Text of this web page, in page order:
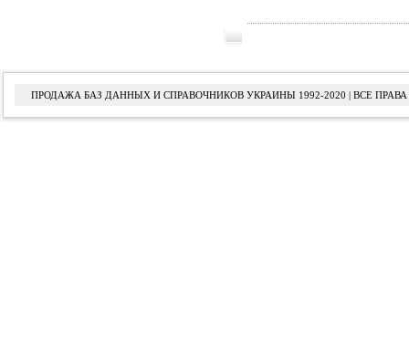
ПРОДАЖА БАЗ ДАННЫХ И СПРАВОЧНИКОВ УКРАИНЫ 1992-2020 | ВСЕ